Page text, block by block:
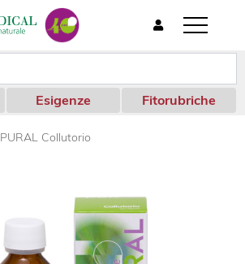
T
o
g
l
e
Esigenze Fitorubriche
PURAL Collutorio